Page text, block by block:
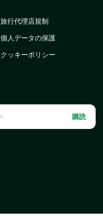
旅行代理店規制
個人データの保護
クッキーポリシー
購読